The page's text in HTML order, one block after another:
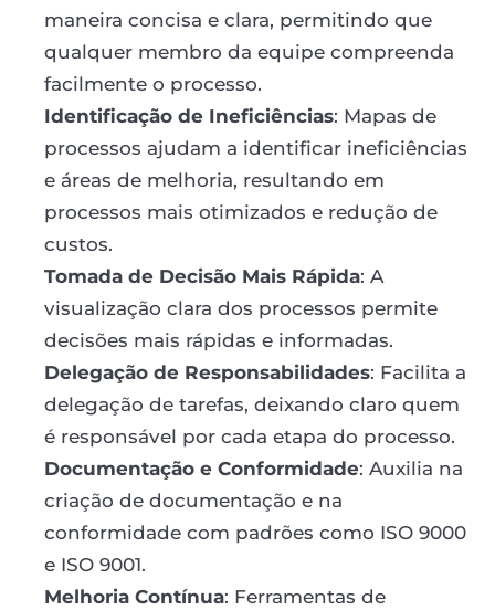
maneira concisa e clara, permitindo que
qualquer membro da equipe compreenda
facilmente o processo.
Identificação de Ineficiências: Mapas de
processos ajudam a identificar ineficiências
e áreas de melhoria, resultando em
processos mais otimizados e redução de
custos.
Tomada de Decisão Mais Rápida: A
visualização clara dos processos permite
decisões mais rápidas e informadas.
Delegação de Responsabilidades: Facilita a
delegação de tarefas, deixando claro quem
é responsável por cada etapa do processo.
Documentação e Conformidade: Auxilia na
criação de documentação e na
conformidade com padrões como ISO 9000
e ISO 9001.
Melhoria Contínua: Ferramentas de